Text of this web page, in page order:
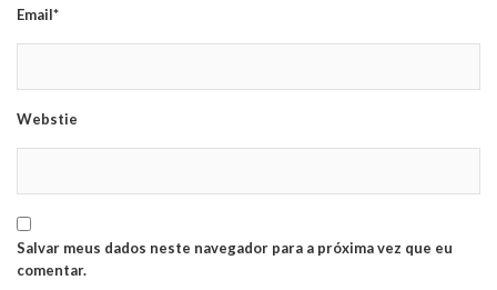
Email*
Webstie
Salvar meus dados neste navegador para a próxima vez que eu
comentar.